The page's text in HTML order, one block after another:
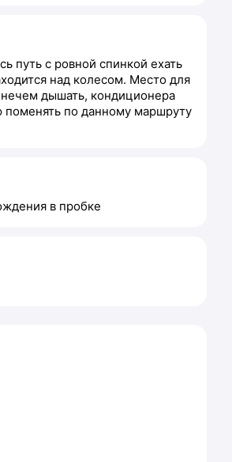
путь с ровной спинкой ехать
над колесом. Место для
дышать, кондиционера
поменять по данному маршруту
в пробке